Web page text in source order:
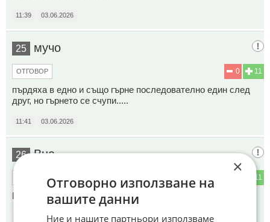
11:39 03.06.2026
25 мучо
11
0
ОТГОВОР
пърдяха в едно и също гърне последователно един след
друг, но гърнето се счупи.....
11:41 03.06.2026
26 Вна
11
Варна е безнадежно загубена. Беше каквото беше.
03.06.2026
×
Отговорно използване на
вашите данни
Ние и нашите партньори използваме